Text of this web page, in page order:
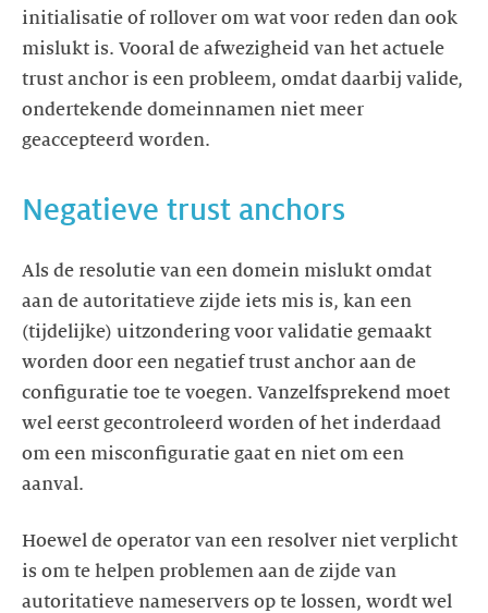
initialisatie of rollover om wat voor reden dan ook
mislukt is. Vooral de afwezigheid van het actuele
trust anchor is een probleem, omdat daarbij valide,
ondertekende domeinnamen niet meer
geaccepteerd worden.
Negatieve trust anchors
Als de resolutie van een domein mislukt omdat
aan de autoritatieve zijde iets mis is, kan een
(tijdelijke) uitzondering voor validatie gemaakt
worden door een negatief trust anchor aan de
configuratie toe te voegen. Vanzelfsprekend moet
wel eerst gecontroleerd worden of het inderdaad
om een misconfiguratie gaat en niet om een
aanval.
Hoewel de operator van een resolver niet verplicht
is om te helpen problemen aan de zijde van
autoritatieve nameservers op te lossen, wordt wel